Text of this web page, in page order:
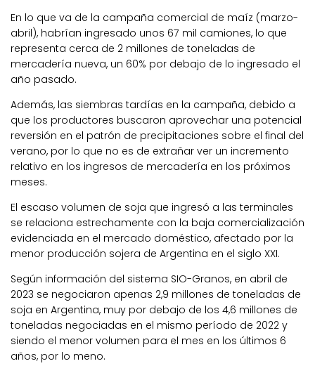
En lo que va de la campaña comercial de maíz (marzo-
abril), habrían ingresado unos 67 mil camiones, lo que
representa cerca de 2 millones de toneladas de
mercadería nueva, un 60% por debajo de lo ingresado el
año pasado.
Además, las siembras tardías en la campaña, debido a
que los productores buscaron aprovechar una potencial
reversión en el patrón de precipitaciones sobre el final del
verano, por lo que no es de extrañar ver un incremento
relativo en los ingresos de mercadería en los próximos
meses.
El escaso volumen de soja que ingresó a las terminales
se relaciona estrechamente con la baja comercialización
evidenciada en el mercado doméstico, afectado por la
menor producción sojera de Argentina en el siglo XXI.
Según información del sistema SIO-Granos, en abril de
2023 se negociaron apenas 2,9 millones de toneladas de
soja en Argentina, muy por debajo de los 4,6 millones de
toneladas negociadas en el mismo período de 2022 y
siendo el menor volumen para el mes en los últimos 6
años, por lo meno.